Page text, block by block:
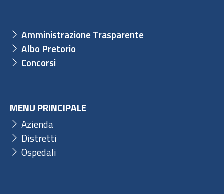
Amministrazione Trasparente
Albo Pretorio
Concorsi
MENU PRINCIPALE
Azienda
Distretti
Ospedali